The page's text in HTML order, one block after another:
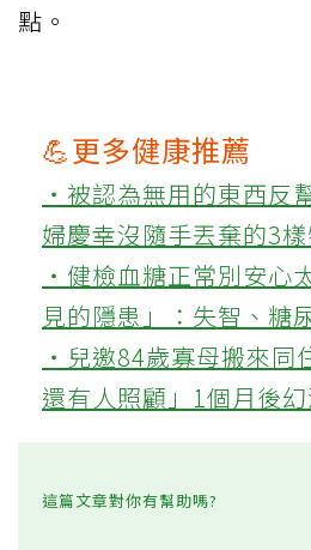
點。
💪更多健康推薦
‧被認為無用的東西反
婦慶幸沒隨手丟棄的3
‧健檢血糖正常別安心
見的隱患」：失智、糖
‧兒邀84歲寡母搬來同
還有人照顧」1個月後
這篇文章對你有幫助嗎?